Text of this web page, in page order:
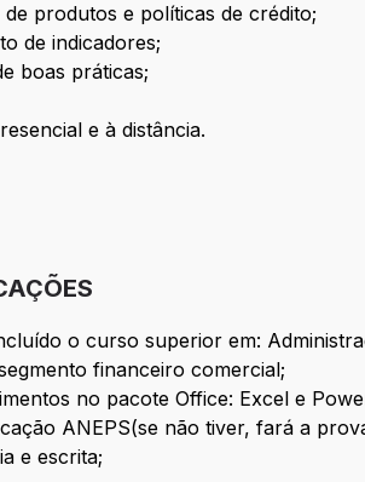
produtos e políticas de crédito;
de indicadores;
boas práticas;
e à distância.
o curso superior em:
financeiro comercial;
no pacote Office: Excel e
ANEPS(se não tiver, fará a
e escrita;